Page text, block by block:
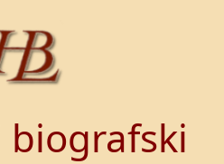
biografski